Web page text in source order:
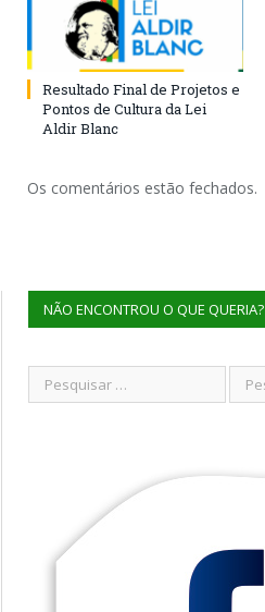
Resultado Final de Projetos e
Pontos de Cultura da Lei
Aldir Blanc
Os comentários estão fechados.
NÃO ENCONTROU O QUE QUERIA?